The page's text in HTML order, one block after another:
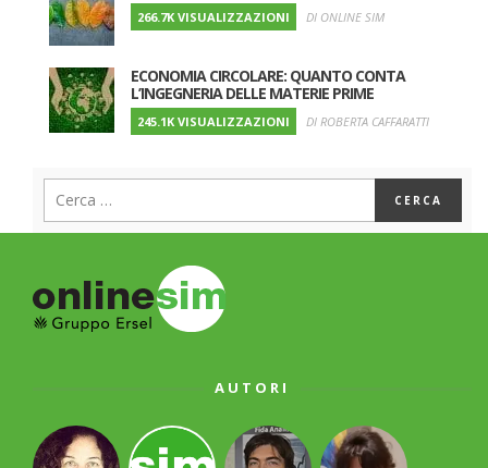
266.7K VISUALIZZAZIONI DI ONLINE SIM
ECONOMIA CIRCOLARE: QUANTO CONTA
L’INGEGNERIA DELLE MATERIE PRIME
245.1K VISUALIZZAZIONI DI ROBERTA CAFFARATTI
AUTORI